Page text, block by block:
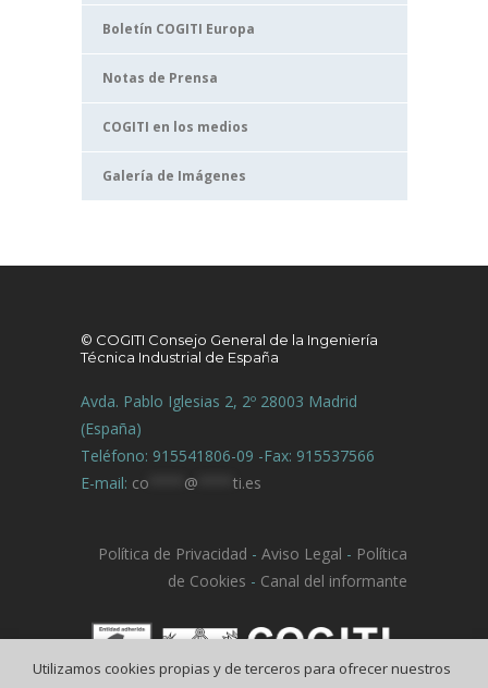
Boletín COGITI Europa
Notas de Prensa
COGITI en los medios
Galería de Imágenes
© COGITI Consejo General de la Ingeniería
Técnica Industrial de España
Avda. Pablo Iglesias 2, 2º 28003 Madrid
(España)
Teléfono: 915541806-09 -Fax: 915537566
E-mail: co @ ti.es
Política de Privacidad - Aviso Legal - Política
de Cookies - Canal del informante
Utilizamos cookies propias y de terceros para ofrecer nuestros